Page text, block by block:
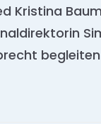
Kristina